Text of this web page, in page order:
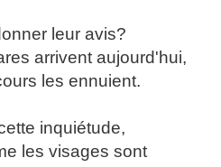
leur avis?
arrivent aujourd'hui,
les ennuient.
inquiétude,
les visages sont